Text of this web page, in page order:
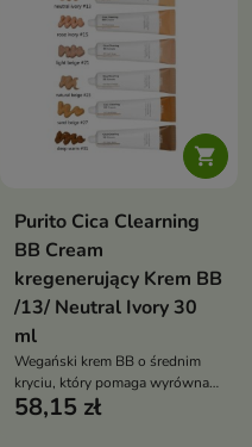

Purito Cica Clearning
BB Cream
kregenerujący Krem BB
/13/ Neutral Ivory 30
ml
Wegański krem BB o średnim
kryciu, który pomaga wyrównać
koloryt skóry, zapewnia
58,15 zł